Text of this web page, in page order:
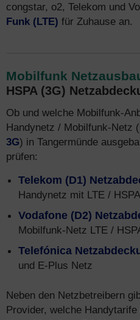
congstar, o2, Telekom und
Funk (LTE) für Zuhause an.
Mobilfunk
HSPA (3G)
Ob und welche Mobilfunk-
Handynetz / Mobilfunk-Netz (
3G) in Tangermünde
prüfen:
Telekom (D1)
Handynetz mit LTE / HSPA
Vodafone (D2)
Mobilfunk-Netz LTE /
Telefónica
und E-Plus Netz
Neben den Netzbetreibern
Provider, welche Handytarife